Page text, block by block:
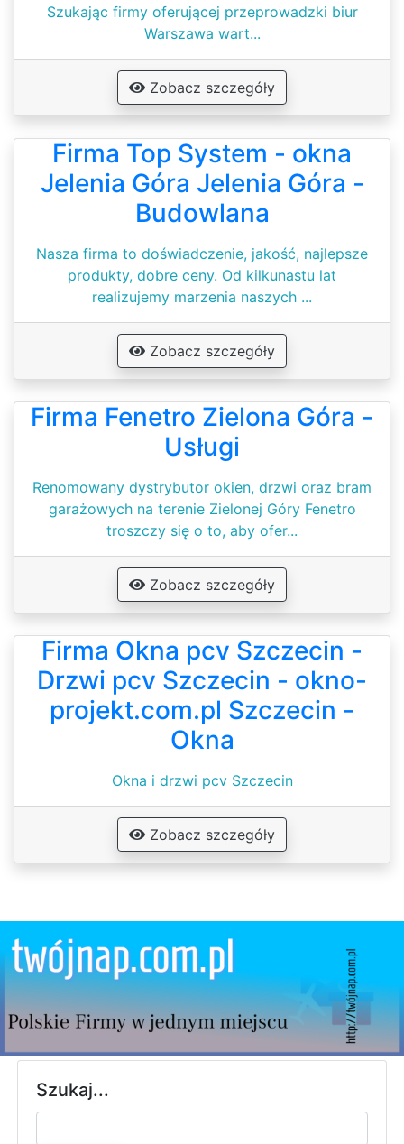
Szukając firmy oferującej przeprowadzki biur
Warszawa wart...
Zobacz szczegóły
Firma Top System - okna
Jelenia Góra Jelenia Góra -
Budowlana
Nasza firma to doświadczenie, jakość, najlepsze
produkty, dobre ceny. Od kilkunastu lat
realizujemy marzenia naszych ...
Zobacz szczegóły
Firma Fenetro Zielona Góra -
Usługi
Renomowany dystrybutor okien, drzwi oraz bram
garażowych na terenie Zielonej Góry Fenetro
troszczy się o to, aby ofer...
Zobacz szczegóły
Firma Okna pcv Szczecin -
Drzwi pcv Szczecin - okno-
projekt.com.pl Szczecin -
Okna
Okna i drzwi pcv Szczecin
Zobacz szczegóły
Szukaj...